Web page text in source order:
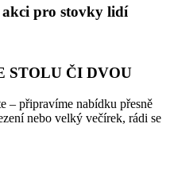
akci pro stovky lidí
STOLU ČI DVOU
– připravíme nabídku přesně
nebo velký večírek, rádi se